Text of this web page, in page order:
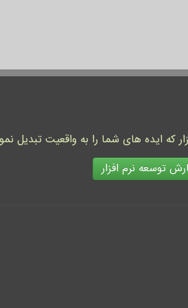
توسعه نرم افزار